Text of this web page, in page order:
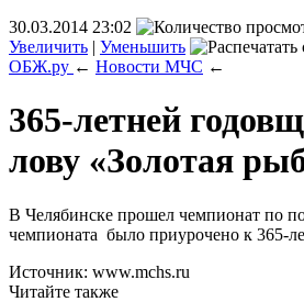
30.03.2014 23:02
Увеличить | Уменьшить
ОБЖ.ру ← Новости МЧС ←
365-летней
лову «Золотая
В Челябинске прошел чемпионат по
чемпионата было приурочено к 365-
Источник: www.mchs.ru
Читайте также